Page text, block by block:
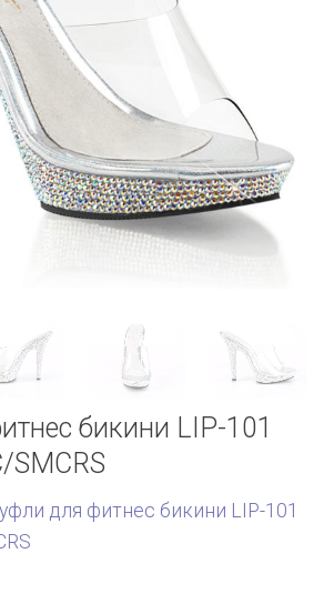
бикини LIP-101
SMCRS
для фитнес бикини LIP-101